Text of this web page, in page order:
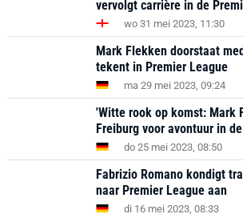
vervolgt carrière in de
wo 31 mei 2023, 11:30
Mark Flekken doorstaat
tekent in Premier League
ma 29 mei 2023, 09:24
'Witte rook op komst: Mark
Freiburg voor avontuur in
do 25 mei 2023, 08:50
Fabrizio Romano kondigt
naar Premier League aan
di 16 mei 2023, 08:33